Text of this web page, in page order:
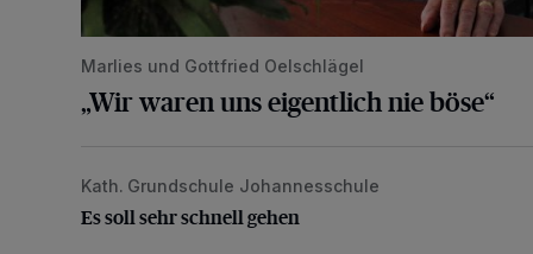
Marlies und Gottfried Oelschlägel
„Wir waren uns eigentlich nie böse“
Es soll sehr schnell gehen
Kath. Grundschule Johannesschule
Es soll sehr schnell gehen